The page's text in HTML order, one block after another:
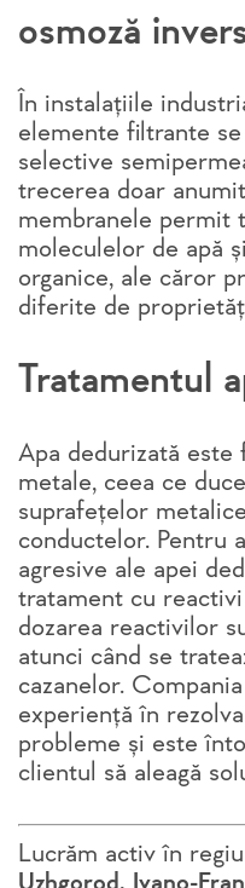
osmoză
În instalațiile
elemente filtrante
selective
trecerea doar
membranele permit
moleculelor de apă
organice, ale căror
diferite de
Tratamentul
Apa dedurizată este
metale, ceea ce
suprafețelor
conductelor. Pentru
agresive ale apei
tratament cu
dozarea reactivilor
atunci când se
cazanelor. Compania
experiență în
probleme și este
clientul să aleagă
Lucrăm activ în
Uzhgorod, Ivano-